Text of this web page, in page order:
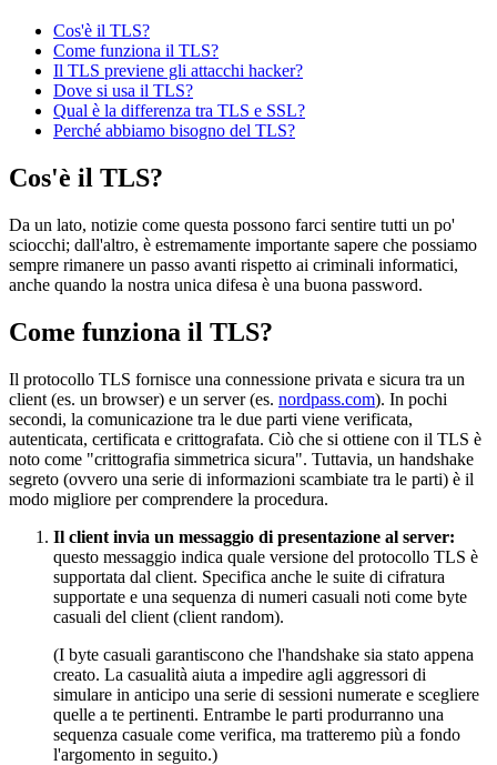
Cos'è il TLS?
Come funziona il TLS?
Il TLS previene gli attacchi hacker?
Dove si usa il TLS?
Qual è la differenza tra TLS e SSL?
Perché abbiamo bisogno del TLS?
Cos'è il TLS?
Da un lato, notizie come questa possono farci sentire tutti un po'
sciocchi; dall'altro, è estremamente importante sapere che possiamo
sempre rimanere un passo avanti rispetto ai criminali informatici,
anche quando la nostra unica difesa è una buona password.
Come funziona il TLS?
Il protocollo TLS fornisce una connessione privata e sicura tra un
client (es. un browser) e un server (es. nordpass.com). In pochi
secondi, la comunicazione tra le due parti viene verificata,
autenticata, certificata e crittografata. Ciò che si ottiene con il TLS è
noto come "crittografia simmetrica sicura". Tuttavia, un handshake
segreto (ovvero una serie di informazioni scambiate tra le parti) è il
modo migliore per comprendere la procedura.
Il client invia un messaggio di presentazione al server:
questo messaggio indica quale versione del protocollo TLS è
supportata dal client. Specifica anche le suite di cifratura
supportate e una sequenza di numeri casuali noti come byte
casuali del client (client random).
(I byte casuali garantiscono che l'handshake sia stato appena
creato. La casualità aiuta a impedire agli aggressori di
simulare in anticipo una serie di sessioni numerate e scegliere
quelle a te pertinenti. Entrambe le parti produrranno una
sequenza casuale come verifica, ma tratteremo più a fondo
l'argomento in seguito.)